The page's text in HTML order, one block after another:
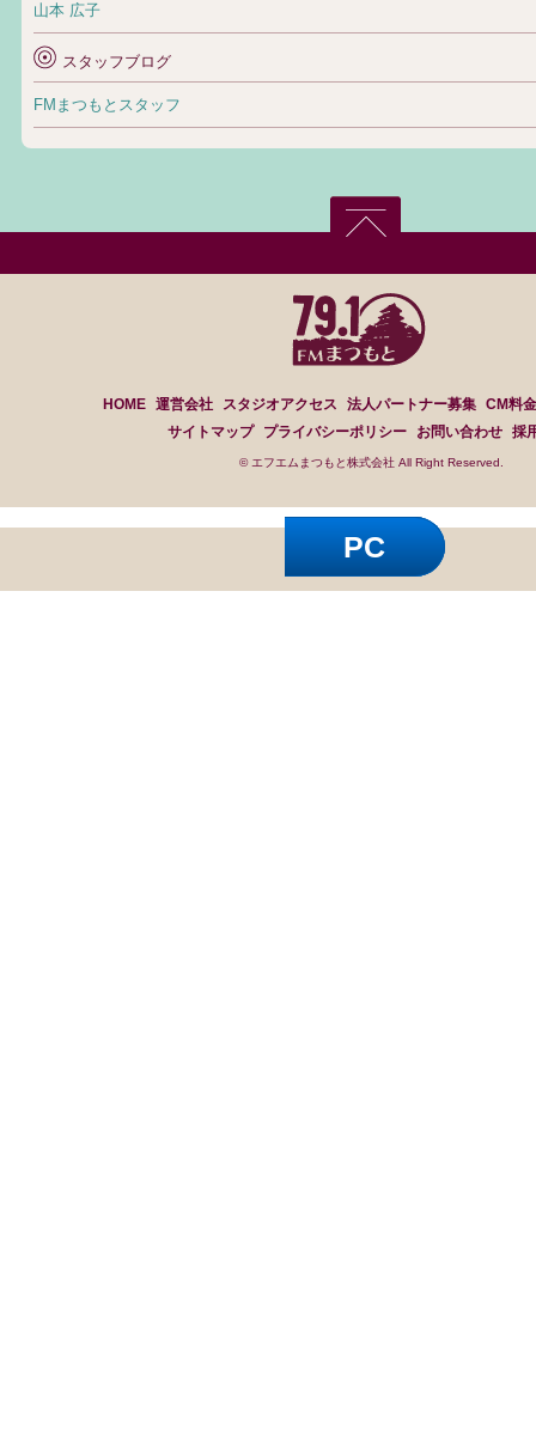
山本 広子
スタッフブログ
FMまつもとスタッフ
HOME 運営会社 スタジオアクセス 法人パートナー募集 CM料
サイトマップ
プライバシーポリシー お問い合わせ 採
© エフエムまつもと株式会社 All Right Reserved.
PC